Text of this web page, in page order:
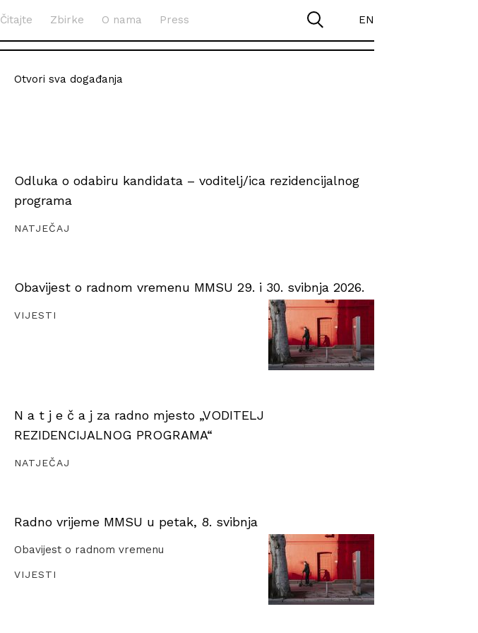
Čitajte Zbirke O nama Press EN
Otvori sva događanja
Odluka o odabiru kandidata – voditelj/ica rezidencijalnog
programa
NATJEČAJ
Obavijest o radnom vremenu MMSU 29. i 30. svibnja 2026.
VIJESTI
N a t j e č a j za radno mjesto „VODITELJ
REZIDENCIJALNOG PROGRAMA“
NATJEČAJ
Radno vrijeme MMSU u petak, 8. svibnja
Obavijest o radnom vremenu
VIJESTI